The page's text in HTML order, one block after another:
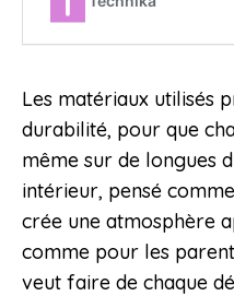
Les matériaux utilisés
durabilité, pour que
même sur de longues
intérieur, pensé
crée une atmosphère
comme pour les
veut faire de chaque